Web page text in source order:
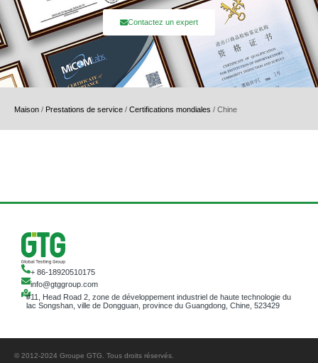
Contactez un expert
Maison / Prestations de service / Certifications mondiales / Chine
+ 86-18920510175
info@gtggroup.com
#11, Head Road 2, zone de développement industriel de haute technologie du
lac Songshan, ville de Dongguan, province du Guangdong, Chine, 523429
© 2012-2024 Groupe GTG. Tous droits réservés.